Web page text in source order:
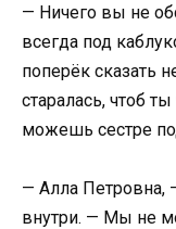
— Ничего вы не
всегда под
поперёк сказать
старалась, чтоб
можешь сестре
— Алла Петровна,
внутри. — Мы не